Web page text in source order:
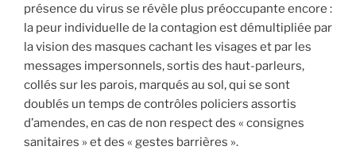
présence du virus se révèle plus préoccupante encore :
la peur individuelle de la contagion est démultipliée par
la vision des masques cachant les visages et par les
messages impersonnels, sortis des haut-parleurs,
collés sur les parois, marqués au sol, qui se sont
doublés un temps de contrôles policiers assortis
d’amendes, en cas de non respect des « consignes
sanitaires » et des « gestes barrières ».